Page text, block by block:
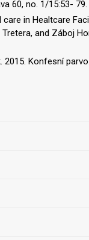
60, no. 1/15:53- 79.
care in Healtcare
and Záboj
2015. Konfesní